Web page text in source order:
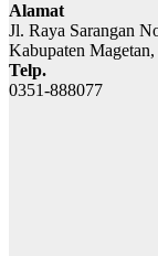
Alamat
Jl. Raya Sarangan
Kabupaten
Telp.
0351-888077